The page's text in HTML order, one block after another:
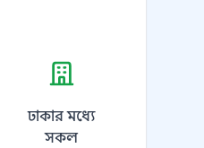
ঢাকার মধ্যে
সকল